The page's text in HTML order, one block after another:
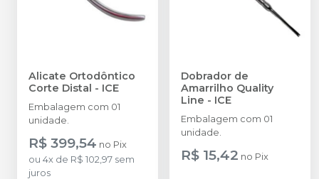
Alicate Ortodôntico
Corte Distal - ICE
Embalagem com 01
unidade.
R$ 399,54 no Pix
ou 4x de R$ 102,97 sem
juros
Dobrador de
Amarrilho Quality
Line - ICE
Embalagem com 01
unidade.
R$ 15,42 no Pix